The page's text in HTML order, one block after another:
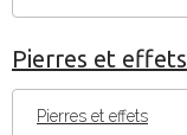
Pierres et effets
Pierres et effets